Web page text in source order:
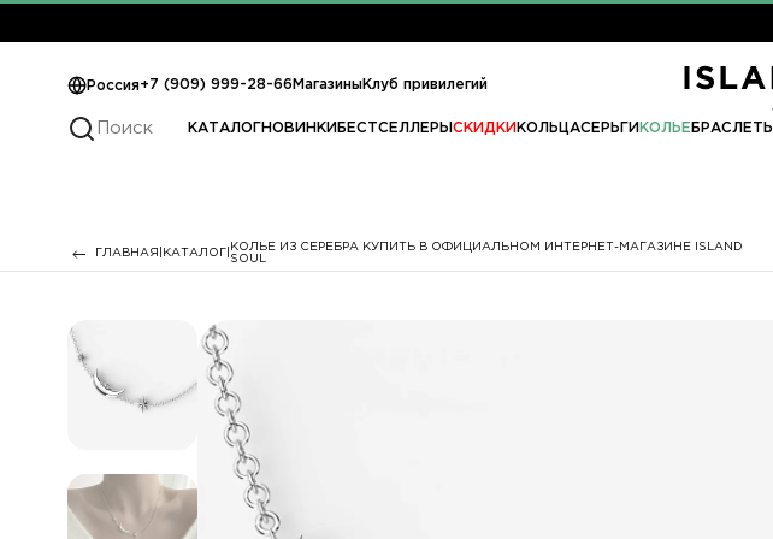
Россия+7 (909) 999-28-66 МагазиныКлуб привилегий
КАТАЛОГНОВИНКИ БЕСТСЕЛЛЕРЫ СКИДКИ КОЛЬЦАСЕРЬГИ КОЛЬЕ БРАСЛЕТЫ
ГЛАВНАЯ КАТАЛОГ
КОЛЬЕ ИЗ СЕРЕБРА КУПИТЬ В ОФИЦИАЛЬНОМ ИНТЕРНЕТ-МАГАЗИНЕ ISLAND
SOUL